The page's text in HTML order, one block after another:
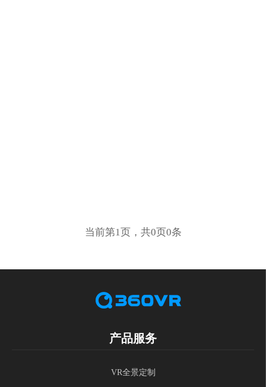
当前第1页，共0页0条
产品服务
VR全景定制